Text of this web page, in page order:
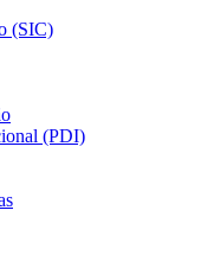
(SIC)
(PDI)